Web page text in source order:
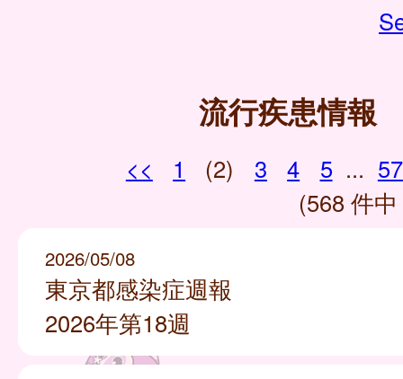
流行疾患情報
<< 1 (2) 3 4 5 ... 57
(568 件
2026/05/08
東京都感染症週報
2026年第18週